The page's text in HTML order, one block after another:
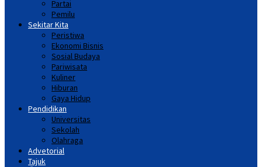
Partai
Pemilu
Sekitar Kita
Peristiwa
Ekonomi Bisnis
Sosial Budaya
Pariwisata
Kuliner
Hiburan
Gaya Hidup
Pendidikan
Universitas
Sekolah
Olahraga
Advetorial
Tajuk